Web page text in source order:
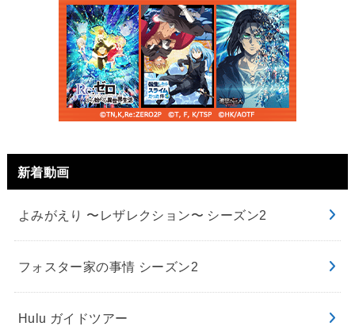
新着動画
よみがえり 〜レザレクション〜 シーズン2
フォスター家の事情 シーズン2
Hulu ガイドツアー